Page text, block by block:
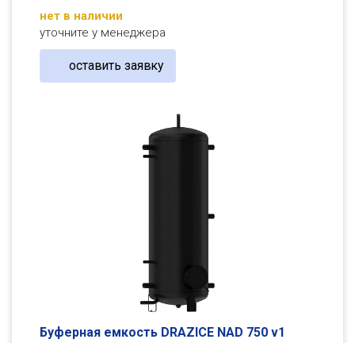
нет в наличии
уточните у менеджера
оставить заявку
Буферная емкость DRAZICE NAD 750 v1